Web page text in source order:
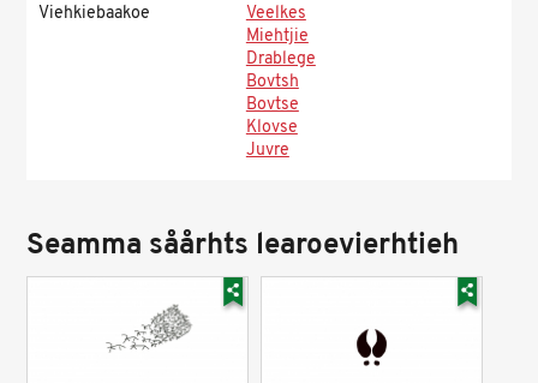
Viehkiebaakoe
Veelkes
Miehtjie
Drablege
Bovtsh
Bovtse
Klovse
Juvre
Seamma såårhts learoevierhtieh